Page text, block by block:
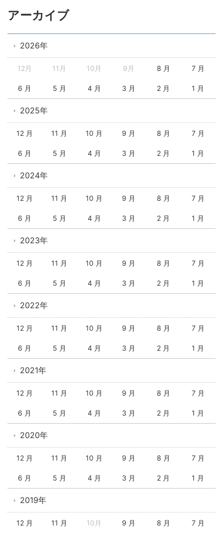
アーカイブ
2026年
12月 11月 10月 9月 8 月 7 月
6 月 5 月 4 月 3 月 2 月 1 月
2025年
12 月 11 月 10 月 9 月 8 月 7 月
6 月 5 月 4 月 3 月 2 月 1 月
2024年
12 月 11 月 10 月 9 月 8 月 7 月
6 月 5 月 4 月 3 月 2 月 1 月
2023年
12 月 11 月 10 月 9 月 8 月 7 月
6 月 5 月 4 月 3 月 2 月 1 月
2022年
12 月 11 月 10 月 9 月 8 月 7 月
6 月 5 月 4 月 3 月 2 月 1 月
2021年
12 月 11 月 10 月 9 月 8 月 7 月
6 月 5 月 4 月 3 月 2 月 1 月
2020年
12 月 11 月 10 月 9 月 8 月 7 月
6 月 5 月 4 月 3 月 2 月 1 月
2019年
12 月 11 月 10月 9 月 8 月 7 月